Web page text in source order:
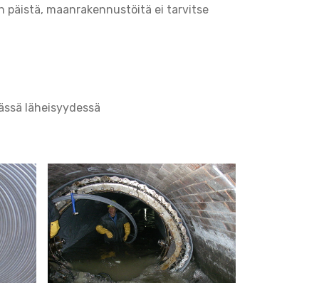
päistä, maanrakennustöitä ei tarvitse
läheisyydessä